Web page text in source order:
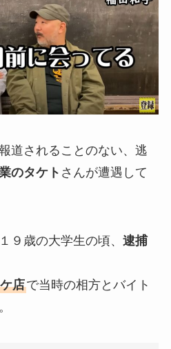
道されることのない、逃
のタケト さんが遭遇して
９歳の大学生の頃、 逮捕
店で当時の相方とバイト